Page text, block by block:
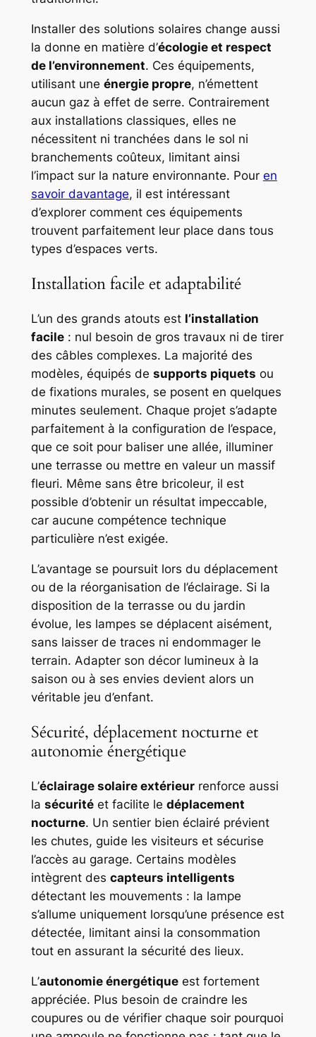
Installer des solutions solaires change aussi
la donne en matière d’écologie et respect
de l’environnement. Ces équipements,
utilisant une énergie propre, n’émettent
aucun gaz à effet de serre. Contrairement
aux installations classiques, elles ne
nécessitent ni tranchées dans le sol ni
branchements coûteux, limitant ainsi
l’impact sur la nature environnante. Pour en
savoir davantage, il est intéressant
d’explorer comment ces équipements
trouvent parfaitement leur place dans tous
types d’espaces verts.
Installation facile et adaptabilité
L’un des grands atouts est l’installation
facile: nul besoin de gros travaux ni de tirer
des câbles complexes. La majorité des
modèles, équipés de supports piquets ou
de fixations murales, se posent en quelques
minutes seulement. Chaque projet s’adapte
parfaitement à la configuration de l’espace,
que ce soit pour baliser une allée, illuminer
une terrasse ou mettre en valeur un massif
fleuri. Même sans être bricoleur, il est
possible d’obtenir un résultat impeccable,
car aucune compétence technique
particulière n’est exigée.
L’avantage se poursuit lors du déplacement
ou de la réorganisation de l’éclairage. Si la
disposition de la terrasse ou du jardin
évolue, les lampes se déplacent aisément,
sans laisser de traces ni endommager le
terrain. Adapter son décor lumineux à la
saison ou à ses envies devient alors un
véritable jeu d’enfant.
Sécurité, déplacement nocturne et
autonomie énergétique
L’éclairage solaire extérieurrenforce aussi
la sécuritéet facilite le déplacement
nocturne. Un sentier bien éclairé prévient
les chutes, guide les visiteurs et sécurise
l’accès au garage. Certains modèles
intègrent des capteurs intelligents
détectant les mouvements : la lampe
s’allume uniquement lorsqu’une présence est
détectée, limitant ainsi la consommation
tout en assurant la sécurité des lieux.
L’autonomie énergétiqueest fortement
appréciée. Plus besoin de craindre les
coupures ou de vérifier chaque soir pourquoi